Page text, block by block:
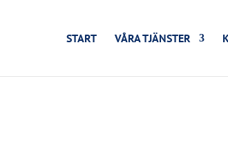
START VÅRA TJÄNSTER